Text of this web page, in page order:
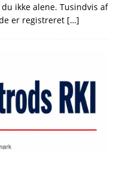
ikke alene. Tusindvis af
er registreret […]